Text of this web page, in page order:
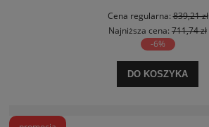
Cena regularna:839,21 zł
Najniższa cena: 711,74 zł
-6%
DO KOSZYKA